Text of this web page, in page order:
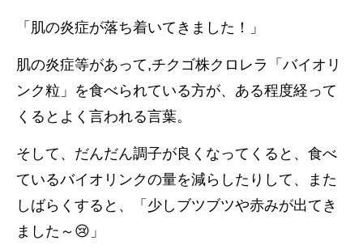
「肌の炎症が落ち着いてきました！」
肌の炎症等があって,チクゴ株クロレラ「バイオリ
ンク粒」を食べられている方が、ある程度経って
くるとよく言われる言葉。
そして、だんだん調子が良くなってくると、食べ
ているバイオリンクの量を減らしたりして、また
しばらくすると、「少しブツブツや赤みが出てき
ました～😢」